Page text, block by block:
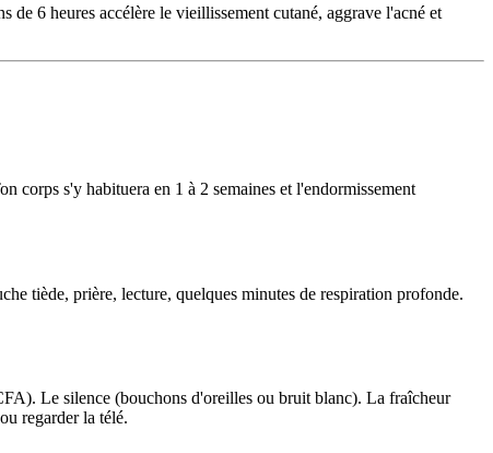
6 heures accélère le vieillissement cutané, aggrave l'acné et
corps s'y habituera en 1 à 2 semaines et l'endormissement
tiède, prière, lecture, quelques minutes de respiration profonde.
Le silence (bouchons d'oreilles ou bruit blanc). La fraîcheur
regarder la télé.